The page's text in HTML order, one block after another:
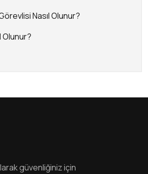
Nasıl Olunur?
Olunur?
güvenliğiniz için